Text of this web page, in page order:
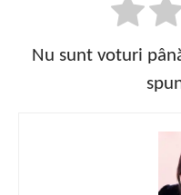
Nu sunt voturi